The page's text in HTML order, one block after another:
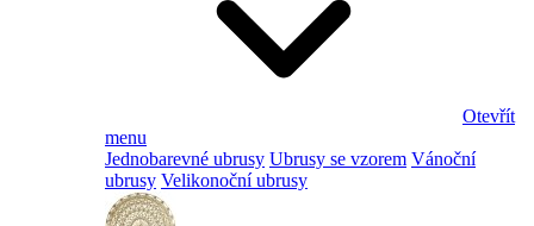
Otevřít
menu
Jednobarevné ubrusy Ubrusy se vzorem Vánoční
ubrusy Velikonoční ubrusy